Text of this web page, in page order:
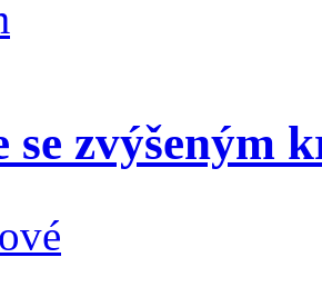
se zvýšeným